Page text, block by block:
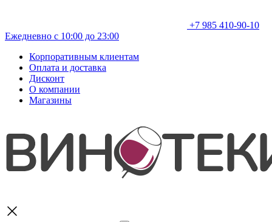
+7 985 410-90-10
Ежедневно с 10:00 до 23:00
Корпоративным клиентам
Оплата и доставка
Дисконт
О компании
Магазины